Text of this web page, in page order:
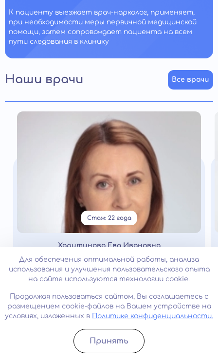
К пациенту выезжает врач-нарколог, применяет,
при необходимости меры первичной медицинской
помощи, затем сопровождает пациента на всем
пути следования в клинику
Наши врачи Все врачи
Стаж: 22 года
Харитинова Ева Ивановна
Нарколог
Лицензии и сертификаты
Записатьcя
Для обеспечения оптимальной работы, анализа
использования и улучшения пользовательского опыта
на сайте используются технологии cookie.
Продолжая пользоваться сайтом, Вы соглашаетесь с
размещением cookie-файлов на Вашем устройстве на
условиях, изложенных в
Политике конфиденциальности.
Принять